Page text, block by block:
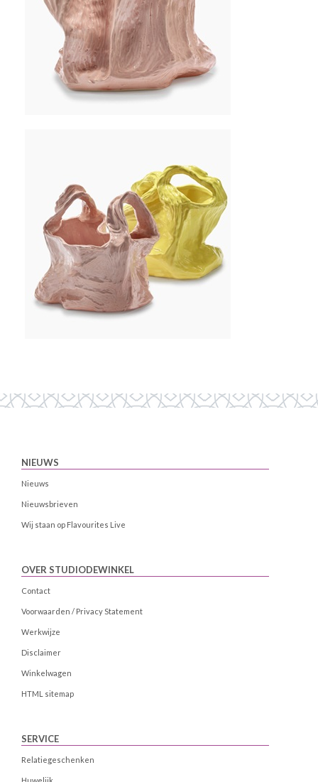
NIEUWS
Nieuws
Nieuwsbrieven
Wij staan op Flavourites Live
OVER STUDIODEWINKEL
Contact
Voorwaarden / Privacy Statement
Werkwijze
Disclaimer
Winkelwagen
HTML sitemap
SERVICE
Relatiegeschenken